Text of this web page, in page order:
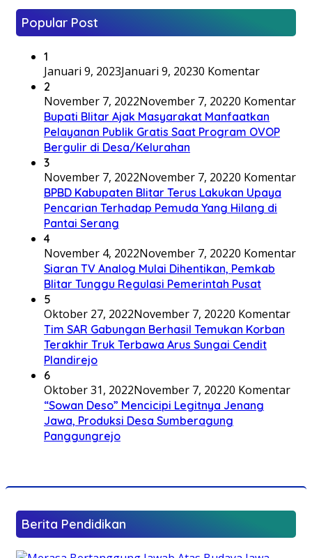
Popular Post
1
Januari 9, 2023Januari 9, 20230 Komentar
2
November 7, 2022November 7, 20220 Komentar
Bupati Blitar Ajak Masyarakat Manfaatkan
Pelayanan Publik Gratis Saat Program OVOP
Bergulir di Desa/Kelurahan
3
November 7, 2022November 7, 20220 Komentar
BPBD Kabupaten Blitar Terus Lakukan Upaya
Pencarian Terhadap Pemuda Yang Hilang di
Pantai Serang
4
November 4, 2022November 7, 20220 Komentar
Siaran TV Analog Mulai Dihentikan, Pemkab
Blitar Tunggu Regulasi Pemerintah Pusat
5
Oktober 27, 2022November 7, 20220 Komentar
Tim SAR Gabungan Berhasil Temukan Korban
Terakhir Truk Terbawa Arus Sungai Cendit
Plandirejo
6
Oktober 31, 2022November 7, 20220 Komentar
“Sowan Deso” Mencicipi Legitnya Jenang
Jawa, Produksi Desa Sumberagung
Panggungrejo
Berita Pendidikan